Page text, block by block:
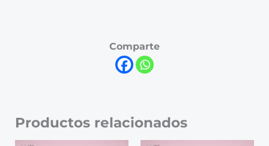
Comparte
Productos relacionados